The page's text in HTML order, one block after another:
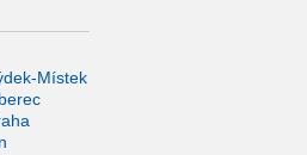
Místek